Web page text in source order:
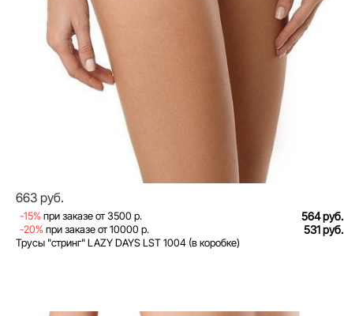
663 руб.
-15% при заказе от 3500 р. 564 руб.
-20% при заказе от 10000 р. 531 руб.
Трусы "стринг" LAZY DAYS LST 1004 (в коробке)